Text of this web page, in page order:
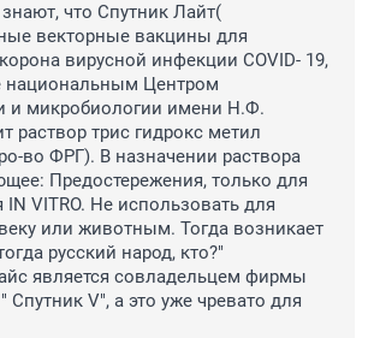
что Спутник Лайт(
векторные вакцины для
вирусной инфекции COVID- 19,
национальным Центром
и микробиологии имени Н.Ф.
раствор трис гидрокс метил
во ФРГ). В назначении раствора
Предостережения, только для
VITRO. Не использовать для
или животным. Тогда возникает
русский народ, кто?"
является совладельцем фирмы
Спутник V", а это уже чревато для